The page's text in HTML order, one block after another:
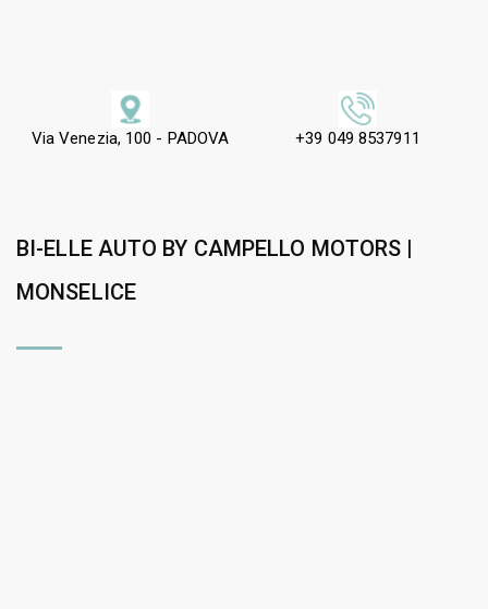
Via Venezia, 100 - PADOVA +39 049 8537911
BI-ELLE AUTO BY CAMPELLO MOTORS |
MONSELICE